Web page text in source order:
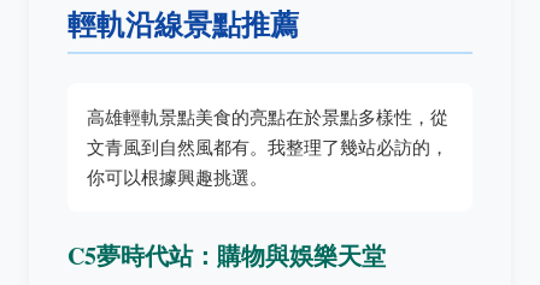
輕軌沿線景點推薦
高雄輕軌景點美食的亮點在於景點多樣性，從
文青風到自然風都有。我整理了幾站必訪的，
你可以根據興趣挑選。
C5夢時代站：購物與娛樂天堂